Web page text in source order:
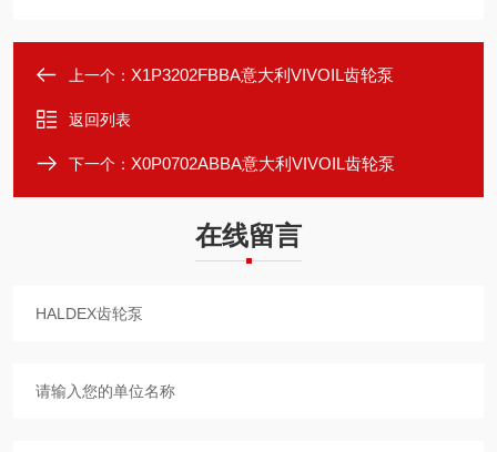
上一个： X1P3202FBBA意大利VIVOIL齿轮泵
返回列表
下一个： X0P0702ABBA意大利VIVOIL齿轮泵
在线留言